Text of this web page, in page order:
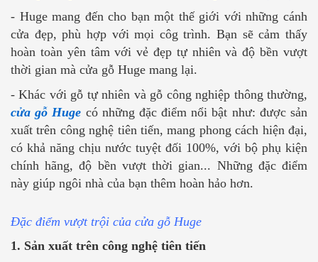
- Huge mang đến cho bạn một thế giới với những cánh
cửa đẹp, phù hợp với mọi côg trình. Bạn sẽ cảm thấy
hoàn toàn yên tâm với vẻ đẹp tự nhiên và độ bền vượt
thời gian mà cửa gỗ Huge mang lại.
- Khác với gỗ tự nhiên và gỗ công nghiệp thông thường,
cửa gỗ Huge có những đặc điểm nổi bật như: được sản
xuất trên công nghệ tiên tiến, mang phong cách hiện đại,
có khả năng chịu nước tuyệt đối 100%, với bộ phụ kiện
chính hãng, độ bền vượt thời gian... Những đặc điểm
này giúp ngôi nhà của bạn thêm hoàn hảo hơn.
Đặc điểm vượt trội của cửa gỗ Huge
1. Sản xuất trên công nghệ tiên tiến